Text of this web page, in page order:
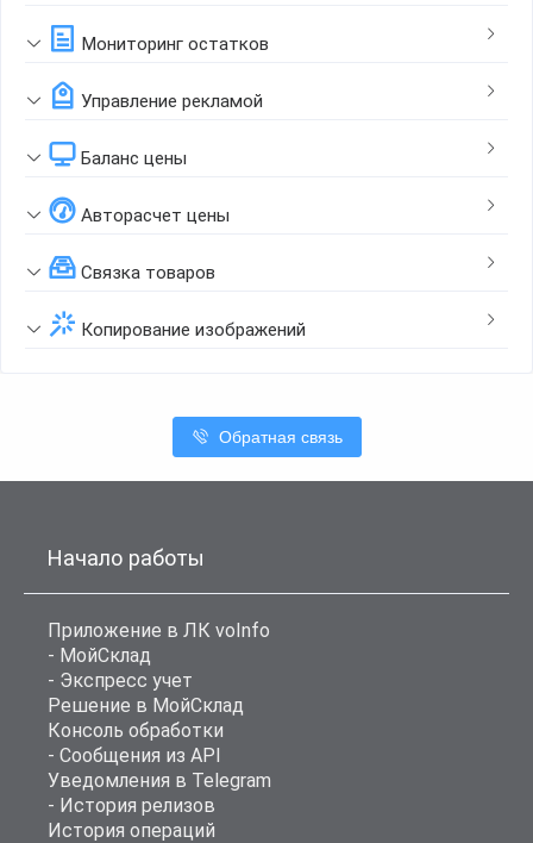
Мониторинг остатков
Управление рекламой
Баланс цены
Авторасчет цены
Связка товаров
Копирование изображений
Обратная связь
Начало работы
Приложение в ЛК voInfo
- МойСклад
- Экспресс учет
Решение в МойСклад
Консоль обработки
- Сообщения из API
Уведомления в Telegram
- История релизов
История операций